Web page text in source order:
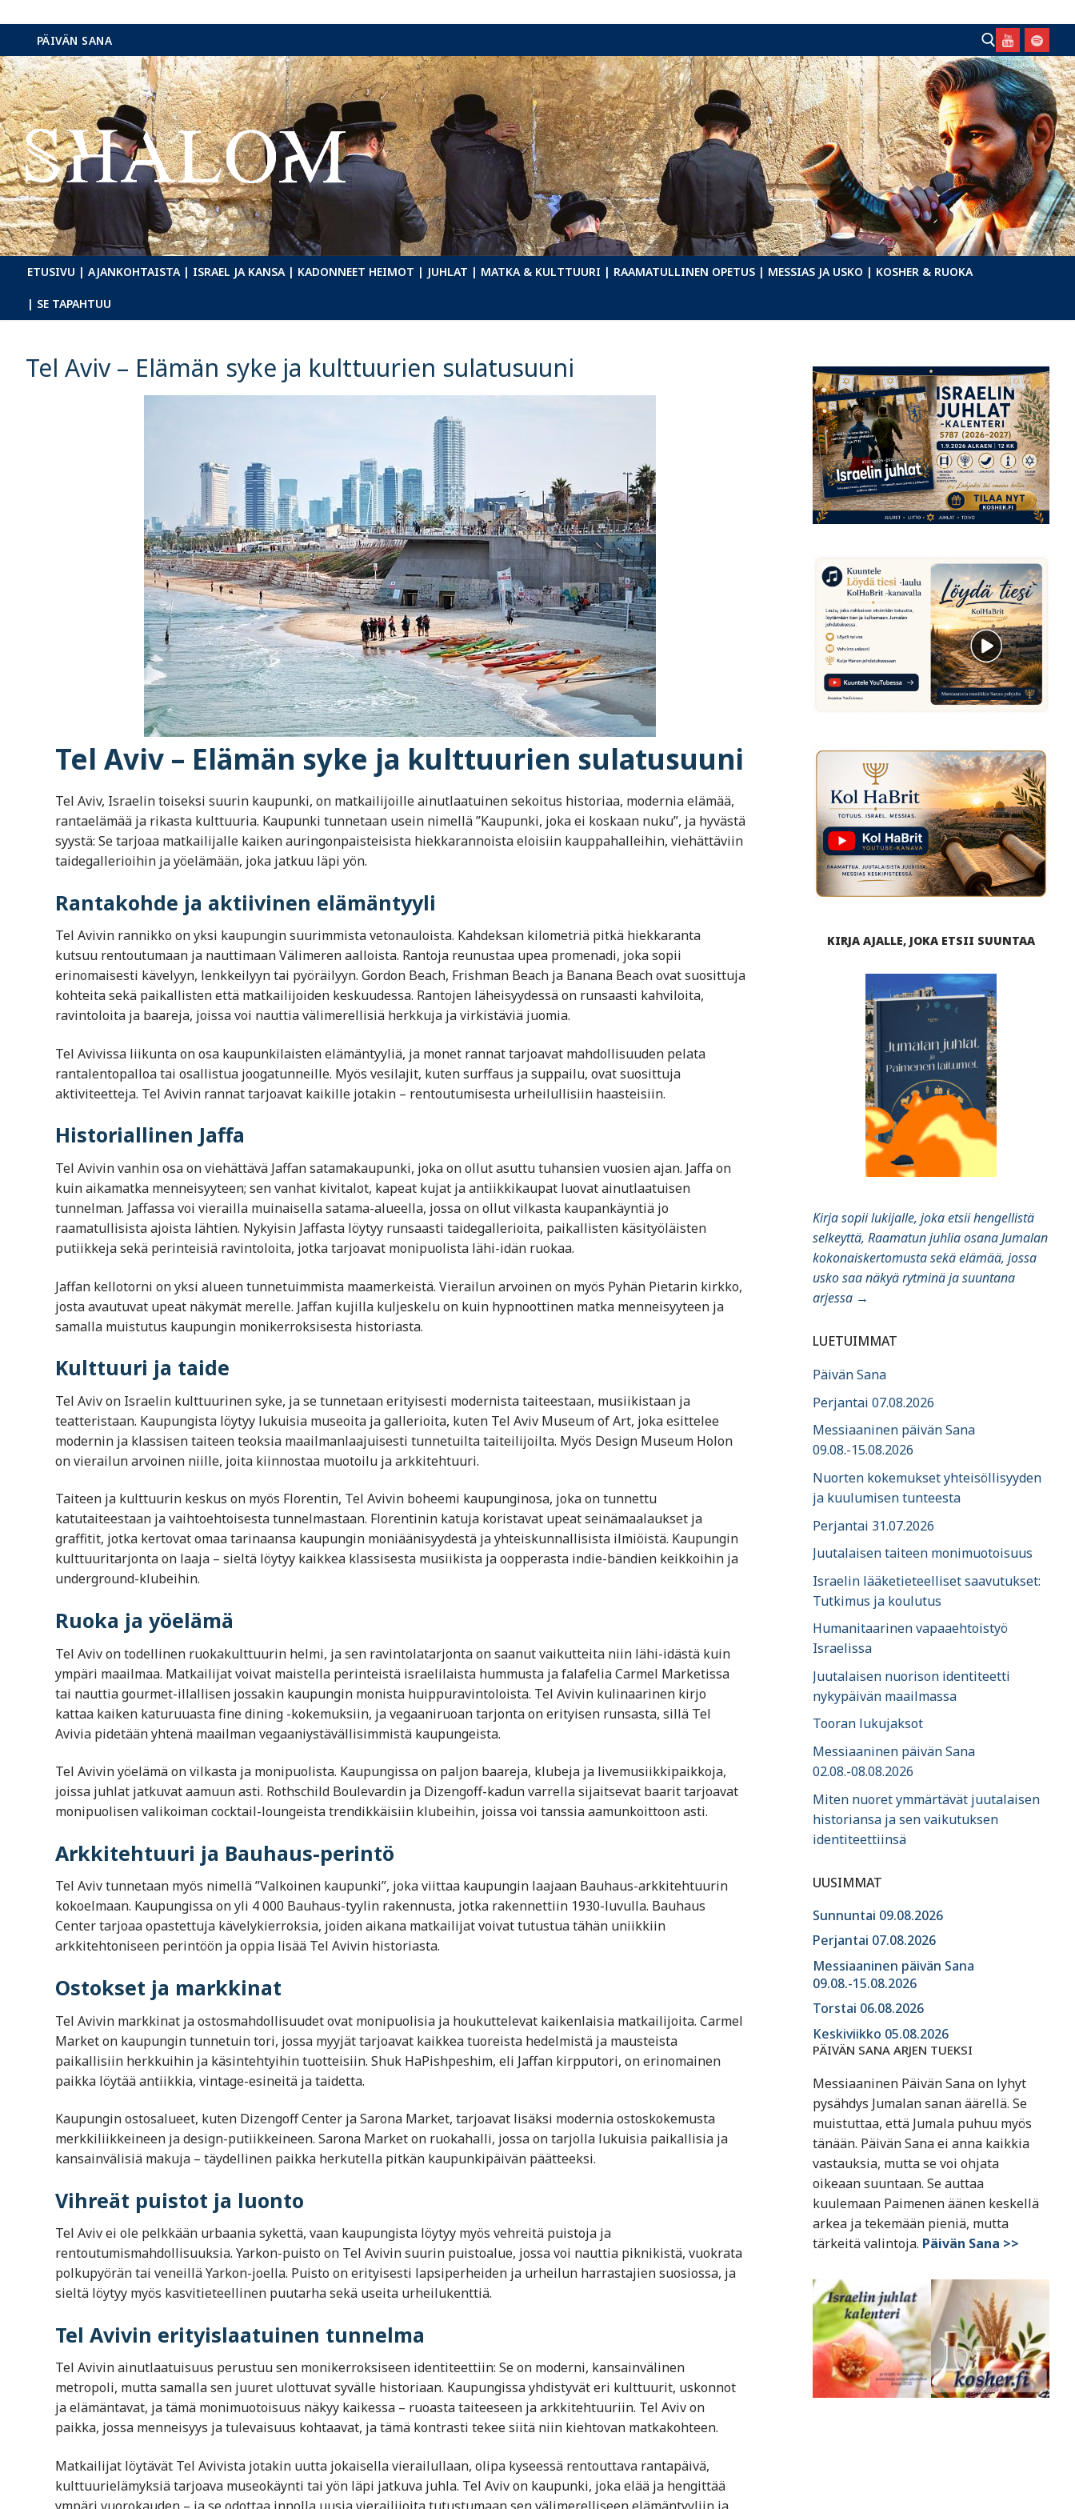
Hyppää
sisältöön
PÄIVÄN SANA
Hae:
ETUSIVU | AJANKOHTAISTA | ISRAEL JA KANSA | KADONNEET HEIMOT | JUHLAT | MATKA & KULTTUURI | RAAMATULLINEN OPETUS | MESSIAS JA USKO | KOSHER & RUOKA
| SE TAPAHTUU
Tel Aviv – Elämän syke ja kulttuurien sulatusuuni
Tel Aviv – Elämän syke ja kulttuurien sulatusuuni
Tel Aviv, Israelin toiseksi suurin kaupunki, on matkailijoille ainutlaatuinen sekoitus historiaa, modernia elämää,
rantaelämää ja rikasta kulttuuria. Kaupunki tunnetaan usein nimellä ”Kaupunki, joka ei koskaan nuku”, ja hyvästä
syystä: Se tarjoaa matkailijalle kaiken auringonpaisteisista hiekkarannoista eloisiin kauppahalleihin, viehättäviin
taidegallerioihin ja yöelämään, joka jatkuu läpi yön.
Rantakohde ja aktiivinen elämäntyyli
Tel Avivin rannikko on yksi kaupungin suurimmista vetonauloista. Kahdeksan kilometriä pitkä hiekkaranta
kutsuu rentoutumaan ja nauttimaan Välimeren aalloista. Rantoja reunustaa upea promenadi, joka sopii
erinomaisesti kävelyyn, lenkkeilyyn tai pyöräilyyn. Gordon Beach, Frishman Beach ja Banana Beach ovat suosittuja
kohteita sekä paikallisten että matkailijoiden keskuudessa. Rantojen läheisyydessä on runsaasti kahviloita,
ravintoloita ja baareja, joissa voi nauttia välimerellisiä herkkuja ja virkistäviä juomia.
Tel Avivissa liikunta on osa kaupunkilaisten elämäntyyliä, ja monet rannat tarjoavat mahdollisuuden pelata
rantalentopalloa tai osallistua joogatunneille. Myös vesilajit, kuten surffaus ja suppailu, ovat suosittuja
aktiviteetteja. Tel Avivin rannat tarjoavat kaikille jotakin – rentoutumisesta urheilullisiin haasteisiin.
Historiallinen Jaffa
Tel Avivin vanhin osa on viehättävä Jaffan satamakaupunki, joka on ollut asuttu tuhansien vuosien ajan. Jaffa on
kuin aikamatka menneisyyteen; sen vanhat kivitalot, kapeat kujat ja antiikkikaupat luovat ainutlaatuisen
tunnelman. Jaffassa voi vierailla muinaisella satama-alueella, jossa on ollut vilkasta kaupankäyntiä jo
raamatullisista ajoista lähtien. Nykyisin Jaffasta löytyy runsaasti taidegallerioita, paikallisten käsityöläisten
putiikkeja sekä perinteisiä ravintoloita, jotka tarjoavat monipuolista lähi-idän ruokaa.
Jaffan kellotorni on yksi alueen tunnetuimmista maamerkeistä. Vierailun arvoinen on myös Pyhän Pietarin kirkko,
josta avautuvat upeat näkymät merelle. Jaffan kujilla kuljeskelu on kuin hypnoottinen matka menneisyyteen ja
samalla muistutus kaupungin monikerroksisesta historiasta.
Kulttuuri ja taide
Tel Aviv on Israelin kulttuurinen syke, ja se tunnetaan erityisesti modernista taiteestaan, musiikistaan ja
teatteristaan. Kaupungista löytyy lukuisia museoita ja gallerioita, kuten Tel Aviv Museum of Art, joka esittelee
modernin ja klassisen taiteen teoksia maailmanlaajuisesti tunnetuilta taiteilijoilta. Myös Design Museum Holon
on vierailun arvoinen niille, joita kiinnostaa muotoilu ja arkkitehtuuri.
Taiteen ja kulttuurin keskus on myös Florentin, Tel Avivin boheemi kaupunginosa, joka on tunnettu
katutaiteestaan ja vaihtoehtoisesta tunnelmastaan. Florentinin katuja koristavat upeat seinämaalaukset ja
graffitit, jotka kertovat omaa tarinaansa kaupungin moniäänisyydestä ja yhteiskunnallisista ilmiöistä. Kaupungin
kulttuuritarjonta on laaja – sieltä löytyy kaikkea klassisesta musiikista ja oopperasta indie-bändien keikkoihin ja
underground-klubeihin.
Ruoka ja yöelämä
Tel Aviv on todellinen ruokakulttuurin helmi, ja sen ravintolatarjonta on saanut vaikutteita niin lähi-idästä kuin
ympäri maailmaa. Matkailijat voivat maistella perinteistä israelilaista hummusta ja falafelia Carmel Marketissa
tai nauttia gourmet-illallisen jossakin kaupungin monista huippuravintoloista. Tel Avivin kulinaarinen kirjo
kattaa kaiken katuruuasta fine dining -kokemuksiin, ja vegaaniruoan tarjonta on erityisen runsasta, sillä Tel
Avivia pidetään yhtenä maailman vegaaniystävällisimmistä kaupungeista.
Tel Avivin yöelämä on vilkasta ja monipuolista. Kaupungissa on paljon baareja, klubeja ja livemusiikkipaikkoja,
joissa juhlat jatkuvat aamuun asti. Rothschild Boulevardin ja Dizengoff-kadun varrella sijaitsevat baarit tarjoavat
monipuolisen valikoiman cocktail-loungeista trendikkäisiin klubeihin, joissa voi tanssia aamunkoittoon asti.
Arkkitehtuuri ja Bauhaus-perintö
Tel Aviv tunnetaan myös nimellä ”Valkoinen kaupunki”, joka viittaa kaupungin laajaan Bauhaus-arkkitehtuurin
kokoelmaan. Kaupungissa on yli 4 000 Bauhaus-tyylin rakennusta, jotka rakennettiin 1930-luvulla. Bauhaus
Center tarjoaa opastettuja kävelykierroksia, joiden aikana matkailijat voivat tutustua tähän uniikkiin
arkkitehtoniseen perintöön ja oppia lisää Tel Avivin historiasta.
Ostokset ja markkinat
Tel Avivin markkinat ja ostosmahdollisuudet ovat monipuolisia ja houkuttelevat kaikenlaisia matkailijoita. Carmel
Market on kaupungin tunnetuin tori, jossa myyjät tarjoavat kaikkea tuoreista hedelmistä ja mausteista
paikallisiin herkkuihin ja käsintehtyihin tuotteisiin. Shuk HaPishpeshim, eli Jaffan kirpputori, on erinomainen
paikka löytää antiikkia, vintage-esineitä ja taidetta.
Kaupungin ostosalueet, kuten Dizengoff Center ja Sarona Market, tarjoavat lisäksi modernia ostoskokemusta
merkkiliikkeineen ja design-putiikkeineen. Sarona Market on ruokahalli, jossa on tarjolla lukuisia paikallisia ja
kansainvälisiä makuja – täydellinen paikka herkutella pitkän kaupunkipäivän päätteeksi.
Vihreät puistot ja luonto
Tel Aviv ei ole pelkkään urbaania sykettä, vaan kaupungista löytyy myös vehreitä puistoja ja
rentoutumismahdollisuuksia. Yarkon-puisto on Tel Avivin suurin puistoalue, jossa voi nauttia piknikistä, vuokrata
polkupyörän tai veneillä Yarkon-joella. Puisto on erityisesti lapsiperheiden ja urheilun harrastajien suosiossa, ja
sieltä löytyy myös kasvitieteellinen puutarha sekä useita urheilukenttiä.
Tel Avivin erityislaatuinen tunnelma
Tel Avivin ainutlaatuisuus perustuu sen monikerroksiseen identiteettiin: Se on moderni, kansainvälinen
metropoli, mutta samalla sen juuret ulottuvat syvälle historiaan. Kaupungissa yhdistyvät eri kulttuurit, uskonnot
ja elämäntavat, ja tämä monimuotoisuus näkyy kaikessa – ruoasta taiteeseen ja arkkitehtuuriin. Tel Aviv on
paikka, jossa menneisyys ja tulevaisuus kohtaavat, ja tämä kontrasti tekee siitä niin kiehtovan matkakohteen.
Matkailijat löytävät Tel Avivista jotakin uutta jokaisella vierailullaan, olipa kyseessä rentouttava rantapäivä,
kulttuurielämyksiä tarjoava museokäynti tai yön läpi jatkuva juhla. Tel Aviv on kaupunki, joka elää ja hengittää
KIRJA AJALLE, JOKA ETSII SUUNTAA
Kirja sopii lukijalle, joka etsii hengellistä
selkeyttä, Raamatun juhlia osana Jumalan
kokonaiskertomusta sekä elämää, jossa
usko saa näkyä rytminä ja suuntana
arjessa →
LUETUIMMAT
Päivän Sana
Perjantai 07.08.2026
Messiaaninen päivän Sana
09.08.-15.08.2026
Nuorten kokemukset yhteisöllisyyden
ja kuulumisen tunteesta
Perjantai 31.07.2026
Juutalaisen taiteen monimuotoisuus
Israelin lääketieteelliset saavutukset:
Tutkimus ja koulutus
Humanitaarinen vapaaehtoistyö
Israelissa
Juutalaisen nuorison identiteetti
nykypäivän maailmassa
Tooran lukujaksot
Messiaaninen päivän Sana
02.08.-08.08.2026
Miten nuoret ymmärtävät juutalaisen
historiansa ja sen vaikutuksen
identiteettiinsä
UUSIMMAT
Sunnuntai 09.08.2026
Perjantai 07.08.2026
Messiaaninen päivän Sana
09.08.-15.08.2026
Torstai 06.08.2026
Keskiviikko 05.08.2026
PÄIVÄN SANA ARJEN TUEKSI
Messiaaninen Päivän Sana on lyhyt
pysähdys Jumalan sanan äärellä. Se
muistuttaa, että Jumala puhuu myös
tänään. Päivän Sana ei anna kaikkia
vastauksia, mutta se voi ohjata
oikeaan suuntaan. Se auttaa
kuulemaan Paimenen äänen keskellä
arkea ja tekemään pieniä, mutta
tärkeitä valintoja. Päivän Sana >>